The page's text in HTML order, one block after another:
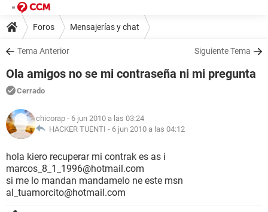
Foros Mensajerías y chat
Tema Anterior Siguiente Tema
Ola amigos no se mi contraseña ni mi pregunta
Cerrado
chicorap - 6 jun 2010 a las 03:24
HACKER TUENTI - 6 jun 2010 a las 04:12
hola kiero recuperar mi contrak es as i
marcos_8_1_1996@hotmail.com
si me lo mandan mandamelo ne este msn
al_tuamorcito@hotmail.com